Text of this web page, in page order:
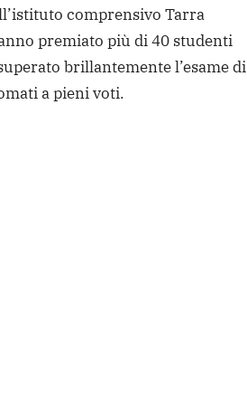
comprensivo Tarra
premiato più di 40 studenti
brillantemente l’esame di
a pieni voti.